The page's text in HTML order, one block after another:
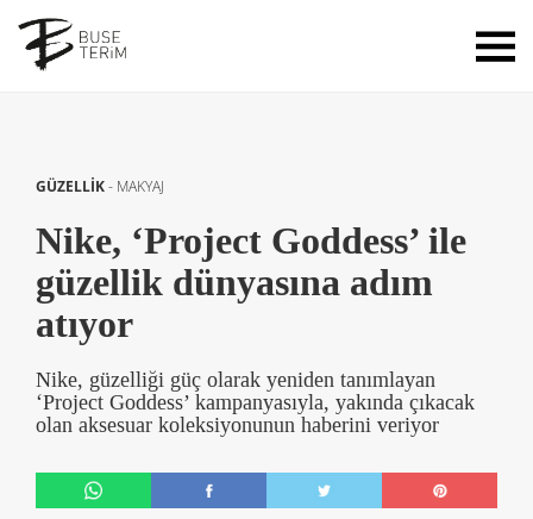
GÜZELLİK- MAKYAJ
Nike, ‘Project Goddess’ ile
güzellik dünyasına adım
atıyor
Nike, güzelliği güç olarak yeniden tanımlayan
‘Project Goddess’ kampanyasıyla, yakında çıkacak
olan aksesuar koleksiyonunun haberini veriyor